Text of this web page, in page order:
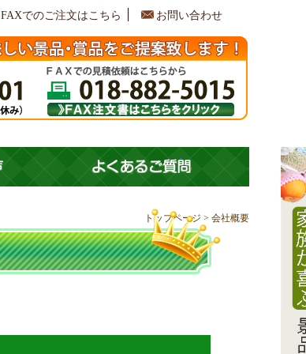
FAXでのご注文はこちら お問い合わせ
トップページ > 会社概要